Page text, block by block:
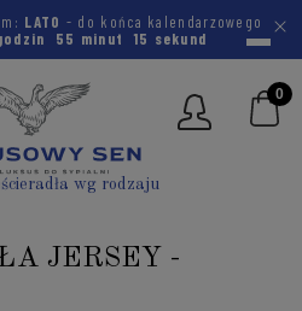
LATO - do końca kalendarzowego
55 minut 14 sekund
wg rodzaju
JERSEY -